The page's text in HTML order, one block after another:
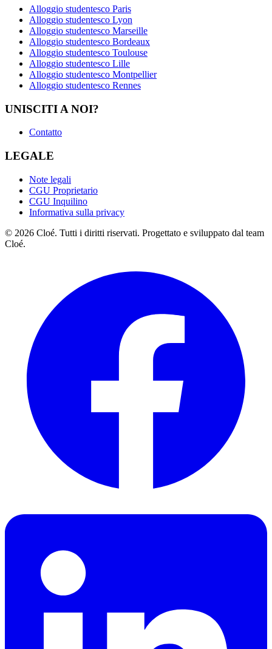
Alloggio studentesco Paris
Alloggio studentesco Lyon
Alloggio studentesco Marseille
Alloggio studentesco Bordeaux
Alloggio studentesco Toulouse
Alloggio studentesco Lille
Alloggio studentesco Montpellier
Alloggio studentesco Rennes
UNISCITI A NOI?
Contatto
LEGALE
Note legali
CGU Proprietario
CGU Inquilino
Informativa sulla privacy
© 2026 Cloé. Tutti i diritti riservati. Progettato e sviluppato dal team
Cloé.